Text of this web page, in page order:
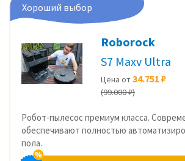
Хороший выбор
Roborock
S7 Maxv Ultra
Цена от34.751 ₽
(99.000 ₽)
Робот-пылесос премиум класса.
обеспечивают полностью
пола.